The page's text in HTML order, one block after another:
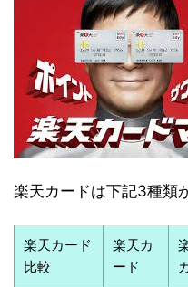
楽天カードは下記3種類
楽天カード
比較
楽天カ
ード